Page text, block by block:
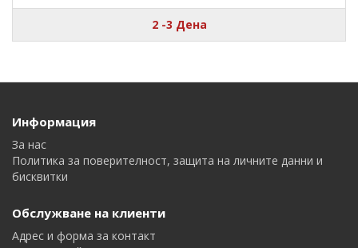
2 -3 Дена
Информация
За нас
Политика за поверителност, защита на личните данни и
бисквитки
Обслужване на клиенти
Адрес и форма за контакт